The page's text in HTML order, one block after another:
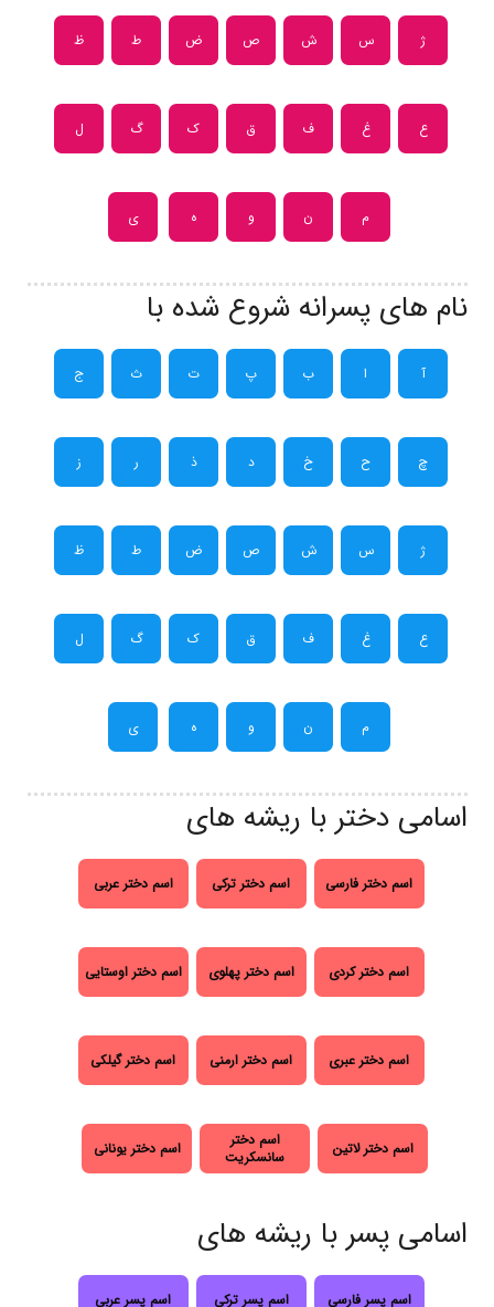
ژ س ش ص ض ط ظ
ع غ ف ق ک گ ل
م ن و ه ی
نام های پسرانه شروع شده با
آ ا ب پ ت ث ج
چ ح خ د ذ ر ز
ژ س ش ص ض ط ظ
ع غ ف ق ک گ ل
م ن و ه ی
اسامی دختر با ریشه های
اسم دختر فارسی اسم دختر ترکی اسم دختر عربی
اسم دختر کردی اسم دختر پهلوی اسم دختر اوستایی
اسم دختر عبری اسم دختر ارمنی اسم دختر گیلکی
اسم دختر لاتین
اسم دختر
سانسکریت
اسم دختر یونانی
اسامی پسر با ریشه های
اسم پسر فارسی اسم پسر ترکی اسم پسر عربی